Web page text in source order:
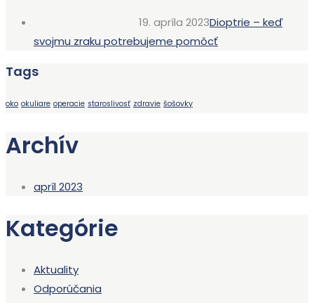
19. apríla 2023Dioptrie – keď
svojmu zraku potrebujeme pomôcť
Tags
oko okuliare operacie staroslivosť zdravie šošovky
Archív
apríl 2023
Kategórie
Aktuality
Odporúčania